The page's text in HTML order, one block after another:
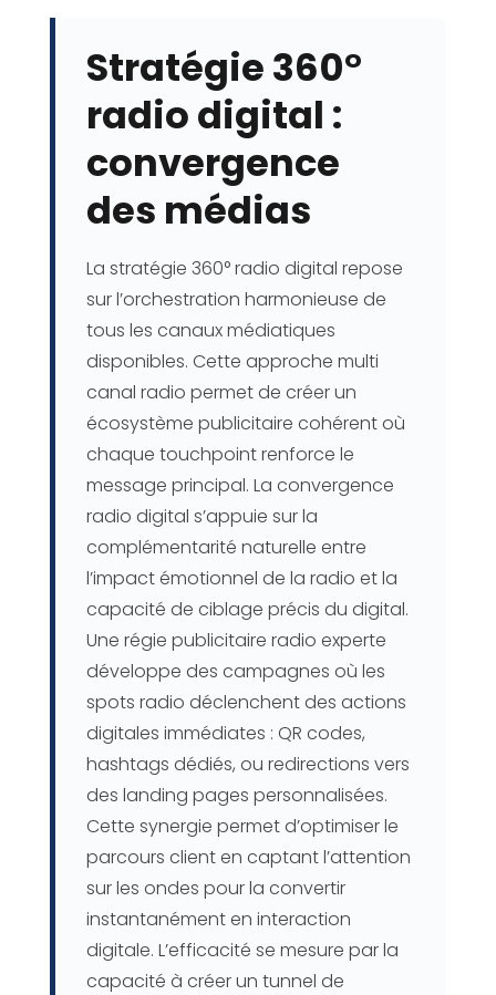
Stratégie 360°
radio digital :
convergence
des médias
La stratégie 360° radio digital repose
sur l’orchestration harmonieuse de
tous les canaux médiatiques
disponibles. Cette approche multi
canal radio permet de créer un
écosystème publicitaire cohérent où
chaque touchpoint renforce le
message principal. La convergence
radio digital s’appuie sur la
complémentarité naturelle entre
l’impact émotionnel de la radio et la
capacité de ciblage précis du digital.
Une régie publicitaire radio experte
développe des campagnes où les
spots radio déclenchent des actions
digitales immédiates : QR codes,
hashtags dédiés, ou redirections vers
des landing pages personnalisées.
Cette synergie permet d’optimiser le
parcours client en captant l’attention
sur les ondes pour la convertir
instantanément en interaction
digitale. L’efficacité se mesure par la
capacité à créer un tunnel de